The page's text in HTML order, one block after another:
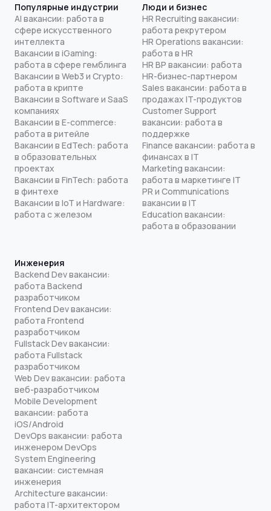
Популярные индустрии
AI вакансии: работа в
сфере искусственного
интеллекта
Вакансии в iGaming:
работа в сфере гемблинга
Вакансии в Web3 и Crypto:
работа в крипте
Вакансии в Software и SaaS
компаниях
Вакансии в E-commerce:
работа в ритейле
Вакансии в EdTech: работа
в образовательных
проектах
Вакансии в FinTech: работа
в финтехе
Вакансии в IoT и Hardware:
работа с железом
Люди и бизнес
HR Recruiting вакансии:
работа рекрутером
HR Operations вакансии:
работа в HR
HR BP вакансии: работа
HR-бизнес-партнером
Sales вакансии: работа в
продажах IT-продуктов
Customer Support
вакансии: работа в
поддержке
Finance вакансии: работа в
финансах в IT
Marketing вакансии:
работа в маркетинге IT
PR и Communications
вакансии в IT
Education вакансии:
работа в образовании
Инженерия
Backend Dev вакансии:
работа Backend
разработчиком
Frontend Dev вакансии:
работа Frontend
разработчиком
Fullstack Dev вакансии:
работа Fullstack
разработчиком
Web Dev вакансии: работа
веб-разработчиком
Mobile Development
вакансии: работа
iOS/Android
DevOps вакансии: работа
инженером DevOps
System Engineering
вакансии: системная
инженерия
Architecture вакансии:
работа IT-архитектором